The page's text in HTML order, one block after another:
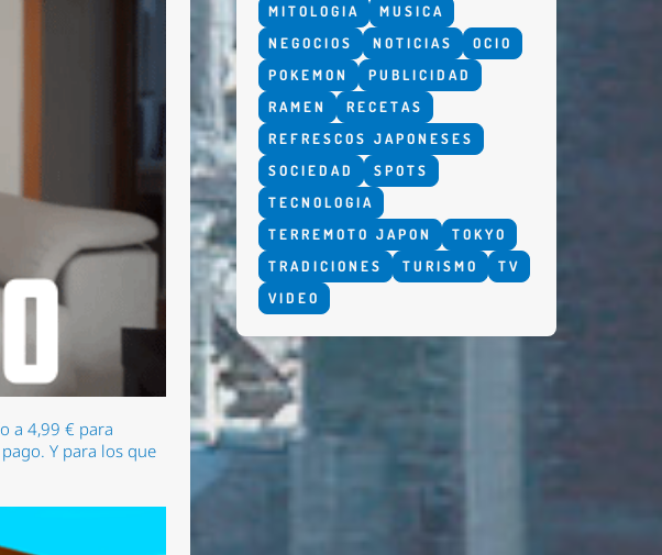
a 4,99 € para
Y para los que
MITOLOGIA
MUSICA
NEGOCIOS
NOTICIAS
OCIO
POKEMON
PUBLICIDAD
RAMEN
RECETAS
REFRESCOS JAPONESES
SOCIEDAD
SPOTS
TECNOLOGIA
TERREMOTO JAPON
TOKYO
TRADICIONES
TURISMO
TV
VIDEO